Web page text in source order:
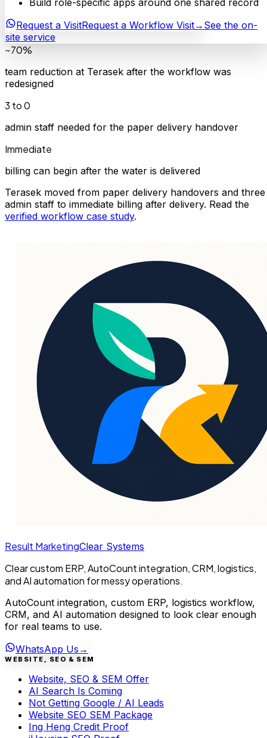
Build role-specific apps around one shared record
Request a VisitRequest a Workflow Visit→ See the on-
site service
~70%
team reduction at Terasek after the workflow was
redesigned
3 to 0
admin staff needed for the paper delivery handover
Immediate
billing can begin after the water is delivered
Terasek moved from paper delivery handovers and three
admin staff to immediate billing after delivery. Read the
verified workflow case study.
Result MarketingClear Systems
Clear custom ERP, AutoCount integration, CRM, logistics,
and AI automation for messy operations.
AutoCount integration, custom ERP, logistics workflow,
CRM, and AI automation designed to look clear enough
for real teams to use.
WhatsApp Us →
WEBSITE, SEO & SEM
Website, SEO & SEM Offer
AI Search Is Coming
Not Getting Google / AI Leads
Website SEO SEM Package
Ing Heng Credit Proof